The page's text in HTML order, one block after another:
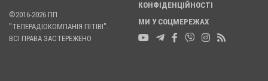
©2016-2026 ПП
"ТЕЛЕРАДІОКОМПАНІЯ ПІТІВІ".
ВСІ ПРАВА ЗАСТЕРЕЖЕНО
КОНФІДЕНЦІЙНОСТІ
МИ У СОЦМЕРЕЖАХ